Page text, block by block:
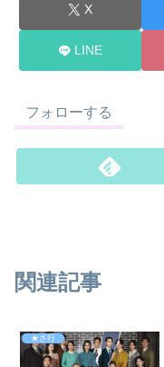
X
LINE
フォローする
関連記事
★さ行